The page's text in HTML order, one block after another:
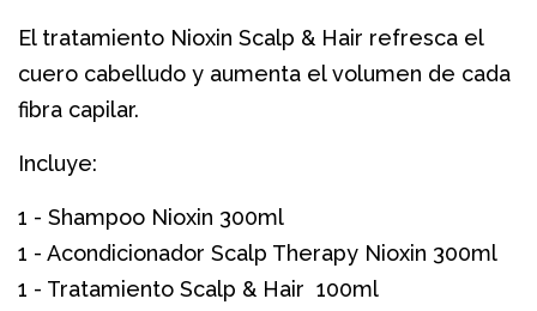
El tratamiento Nioxin Scalp & Hair refresca el
cuero cabelludo y aumenta el volumen de cada
fibra capilar.
Incluye:
1 - Shampoo Nioxin 300ml
1 - Acondicionador Scalp Therapy Nioxin 300ml
1 - Tratamiento Scalp & Hair 100ml